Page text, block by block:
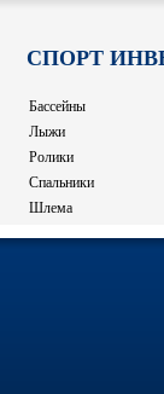
СПОРТ
Бассейны
Лыжи
Ролики
Спальники
Шлема